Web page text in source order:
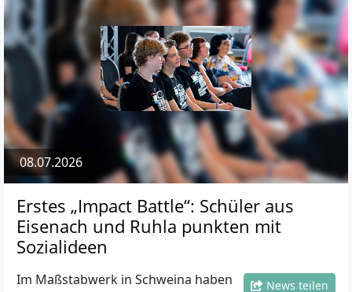
08.07.2026
Erstes „Impact Battle“: Schüler aus
Eisenach und Ruhla punkten mit
Sozialideen
News teilen
Im Maßstabwerk in Schweina haben